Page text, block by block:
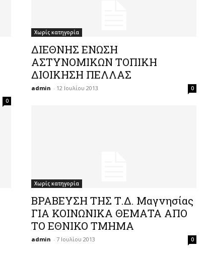
0
Χωρίς κατηγορία
ΔΙΕΘΝΗΣ ΕΝΩΣΗ
ΑΣΤΥΝΟΜΙΚΩΝ ΤΟΠΙΚΗ
ΔΙΟΙΚΗΣΗ ΠΕΛΛΑΣ
admin - 12 Ιουλίου 2013 0
Χωρίς κατηγορία
ΒΡΑΒΕΥΣΗ ΤΗΣ Τ.Δ. Μαγνησίας
ΓΙΑ ΚΟΙΝΩΝΙΚΑ ΘΕΜΑΤΑ ΑΠΟ
ΤΟ ΕΘΝΙΚΟ ΤΜΗΜΑ
admin - 7 Ιουλίου 2013 0